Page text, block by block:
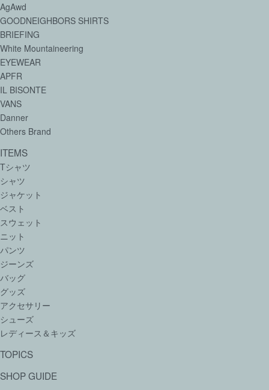
AgAwd
GOODNEIGHBORS SHIRTS
BRIEFING
White Mountaineering
EYEWEAR
APFR
IL BISONTE
VANS
Danner
Others Brand
ITEMS
Tシャツ
シャツ
ジャケット
ベスト
スウェット
ニット
パンツ
ジーンズ
バッグ
グッズ
アクセサリー
シューズ
レディース＆キッズ
TOPICS
SHOP GUIDE